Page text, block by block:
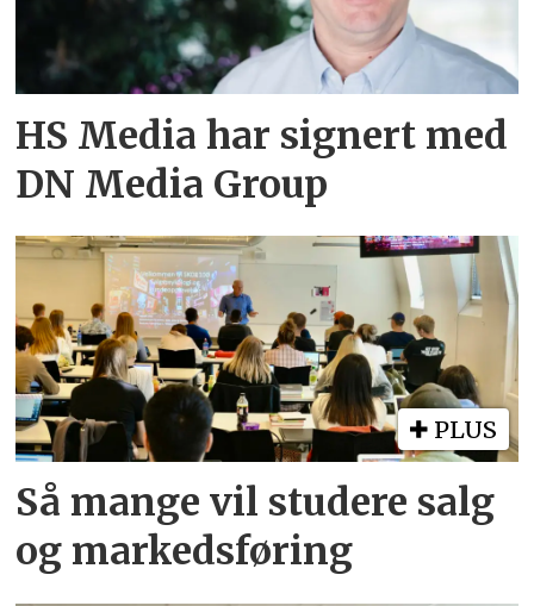
HS Media har signert med
DN Media Group
PLUS
Så mange vil studere salg
og markedsføring